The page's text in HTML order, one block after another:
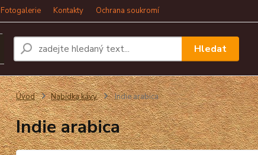
Fotogalerie Kontakty Ochrana soukromí
Hledat
Úvod Nabídka kávy Indie arabica
Indie arabica